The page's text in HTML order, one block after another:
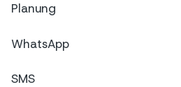
Planung
WhatsApp
SMS